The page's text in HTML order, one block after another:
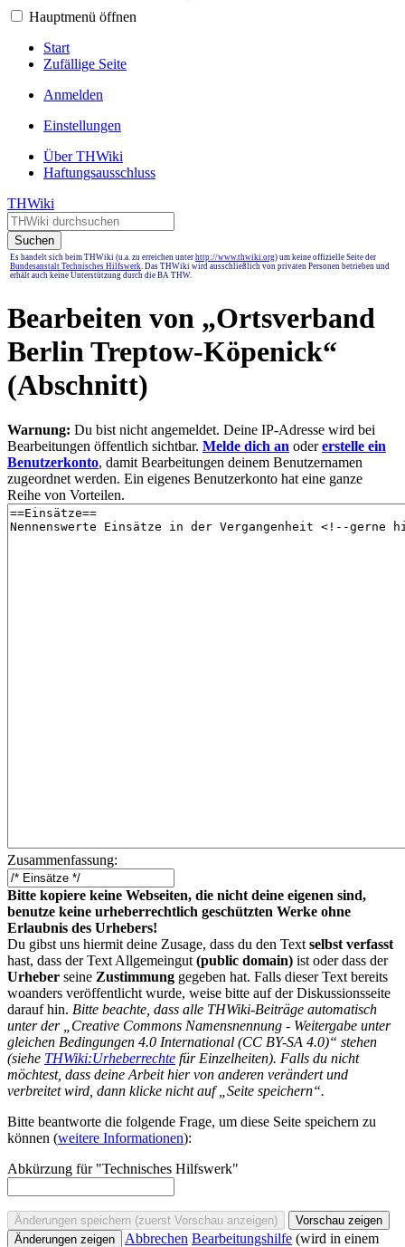
Hauptmenü öffnen
Start
Zufällige Seite
Anmelden
Einstellungen
Über THWiki
Haftungsausschluss
THWiki
Suchen
Es handelt sich beim THWiki (u.a. zu erreichen unter http://www.thwiki.org) um keine offizielle Seite der
Bundesanstalt Technisches Hilfswerk. Das THWiki wird ausschließlich von privaten Personen betrieben und
erhält auch keine Unterstützung durch die BA THW.
Bearbeiten von „Ortsverband
Berlin Treptow-Köpenick“
(Abschnitt)
Warnung: Du bist nicht angemeldet. Deine IP-Adresse wird bei
Bearbeitungen öffentlich sichtbar. Melde dich an odererstelle ein
Benutzerkonto, damit Bearbeitungen deinem Benutzernamen
zugeordnet werden. Ein eigenes Benutzerkonto hat eine ganze
Reihe von Vorteilen.
Zusammenfassung:
Bitte kopiere keine Webseiten, die nicht deine eigenen sind,
benutze keine urheberrechtlich geschützten Werke ohne
Erlaubnis des Urhebers!
Du gibst uns hiermit deine Zusage, dass du den Text selbst verfasst
hast, dass der Text Allgemeingut (public domain) ist oder dass der
Urheber seine Zustimmung gegeben hat. Falls dieser Text bereits
woanders veröffentlicht wurde, weise bitte auf der Diskussionsseite
darauf hin. Bitte beachte, dass alle THWiki-Beiträge automatisch
unter der „Creative Commons Namensnennung - Weitergabe unter
gleichen Bedingungen 4.0 International (CC BY-SA 4.0)“ stehen
(siehe THWiki:Urheberrechte für Einzelheiten). Falls du nicht
möchtest, dass deine Arbeit hier von anderen verändert und
verbreitet wird, dann klicke nicht auf „Seite speichern“.
Bitte beantworte die folgende Frage, um diese Seite speichern zu
können (weitere Informationen):
Abkürzung für "Technisches Hilfswerk"
Abbrechen Bearbeitungshilfe (wird in einem